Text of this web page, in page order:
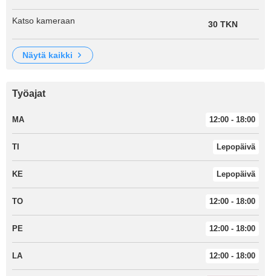
Katso kameraan 30 TKN
näytä kaikki
Työajat
MA 12:00 - 18:00
TI Lepopäivä
KE Lepopäivä
TO 12:00 - 18:00
PE 12:00 - 18:00
LA 12:00 - 18:00